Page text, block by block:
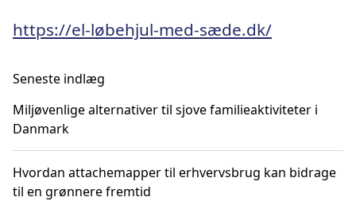
https://el-løbehjul-med-sæde.dk/
Seneste indlæg
Miljøvenlige alternativer til sjove familieaktiviteter i
Danmark
Hvordan attachemapper til erhvervsbrug kan bidrage
til en grønnere fremtid